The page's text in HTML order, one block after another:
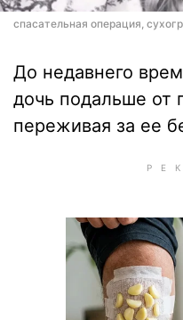
спасательная операция,
До недавнего
дочь подальше от
переживая за ее